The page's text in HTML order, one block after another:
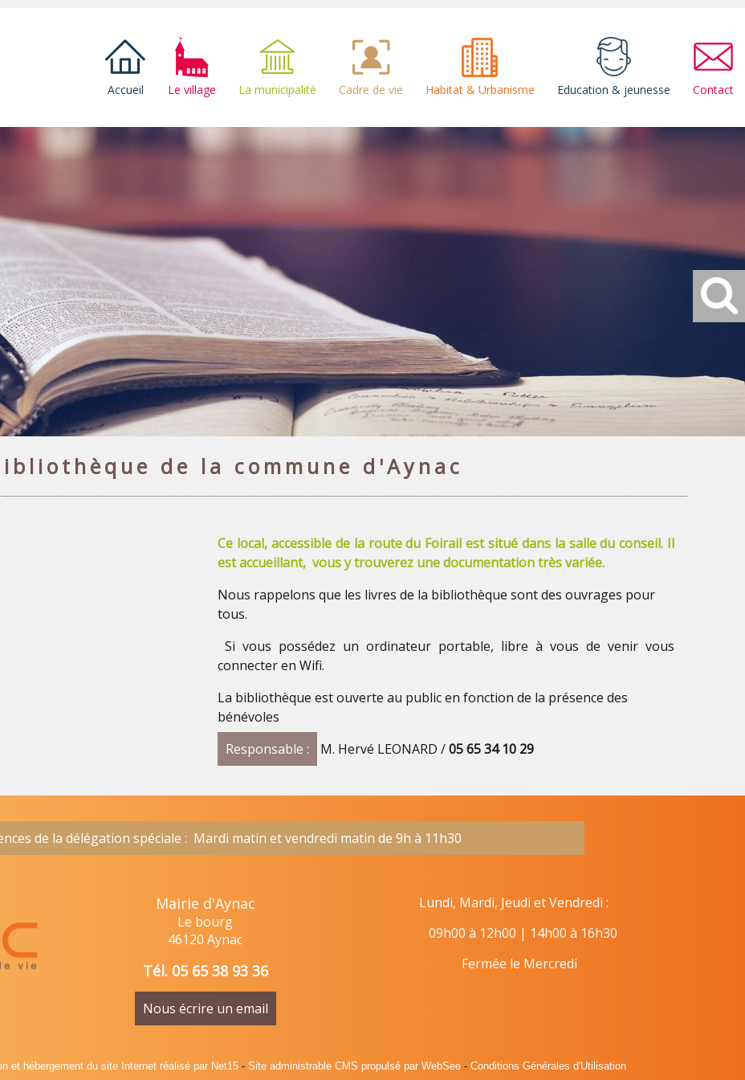
Accueil Le village La municipalité Cadre de vie Habitat & Urbanisme Education & jeunesse Contact
de la commune d'Aynac
Ce local, accessible de la route du Foirail est situé dans la salle du conseil. Il
est accueillant, vous y trouverez une documentation très variée.
Nous rappelons que les livres de la bibliothèque sont des ouvrages pour
tous.
Si vous possédez un ordinateur portable, libre à vous de venir vous
connecter en Wifi.
La bibliothèque est ouverte au public en fonction de la présence des
bénévoles
Responsable :
M. Hervé LEONARD /05 65 34 10 29
de la délégation spéciale : Mardi matin et vendredi matin de 9h à 11h30
Mairie d'Aynac
Le bourg
46120 Aynac
Tél. 05 65 38 93 36
Nous écrire un email
Lundi, Mardi, Jeudi et Vendredi :
09h00 à 12h00 | 14h00 à 16h30
Fermée le Mercredi
et hébergement du site Internet réalisé par Net15- Site administrable CMS propulsé par WebSee- Conditions Générales d'Utilisation